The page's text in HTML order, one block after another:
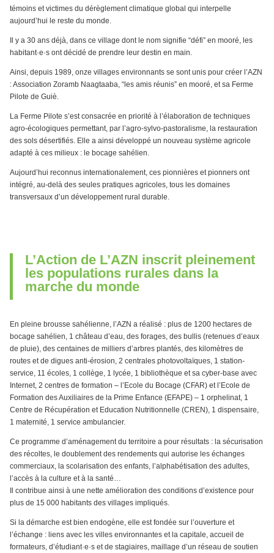
témoins et victimes du dérèglement climatique global qui interpelle
aujourd’hui le reste du monde.
Il y a 30 ans déjà, dans ce village dont le nom signifie “défi” en mooré, les
habitant·e·s ont décidé de prendre leur destin en main.
Ainsi, depuis 1989, onze villages environnants se sont unis pour créer l’AZN
: Association Zoramb Naagtaaba, “les amis réunis” en mooré, et sa Ferme
Pilote de Guiè.
La Ferme Pilote s’est consacrée en priorité à l’élaboration de techniques
agro-écologiques permettant, par l’agro-sylvo-pastoralisme, la restauration
des sols désertifiés. Elle a ainsi développé un nouveau système agricole
adapté à ces milieux : le bocage sahélien.
Aujourd’hui reconnus internationalement, ces pionnières et pionners ont
intégré, au-delà des seules pratiques agricoles, tous les domaines
transversaux d’un développement rural durable.
L’Action de L’AZN inscrit pleinement
les populations rurales dans la
marche du monde
En pleine brousse sahélienne, l’AZN a réalisé : plus de 1200 hectares de
bocage sahélien, 1 château d’eau, des forages, des bullis (retenues d’eaux
de pluie), des centaines de milliers d’arbres plantés, des kilomètres de
routes et de digues anti-érosion, 2 centrales photovoltaïques, 1 station-
service, 11 écoles, 1 collège, 1 lycée, 1 bibliothèque et sa cyber-base avec
Internet, 2 centres de formation – l’Ecole du Bocage (CFAR) et l’Ecole de
Formation des Auxiliaires de la Prime Enfance (EFAPE) – 1 orphelinat, 1
Centre de Récupération et Education Nutritionnelle (CREN), 1 dispensaire,
1 maternité, 1 service ambulancier.
Ce programme d’aménagement du territoire a pour résultats : la sécurisation
des récoltes, le doublement des rendements qui autorise les échanges
commerciaux, la scolarisation des enfants, l’alphabétisation des adultes,
l’accès à la culture et à la santé…
Il contribue ainsi à une nette amélioration des conditions d’existence pour
plus de 15 000 habitants des villages impliqués.
Si la démarche est bien endogène, elle est fondée sur l’ouverture et
l’échange : liens avec les villes environnantes et la capitale, accueil de
formateurs, d’étudiant·e·s et de stagiaires, maillage d’un réseau de soutien